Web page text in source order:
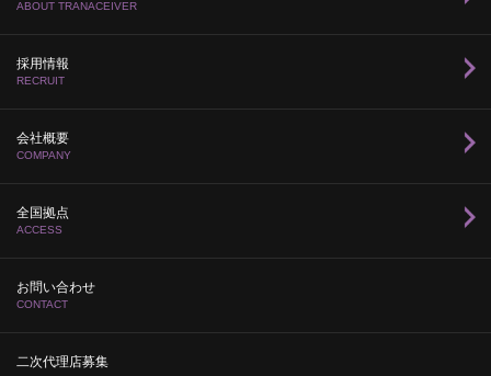
ABOUT TRANACEIVER
採用情報
RECRUIT
会社概要
COMPANY
全国拠点
ACCESS
お問い合わせ
CONTACT
二次代理店募集